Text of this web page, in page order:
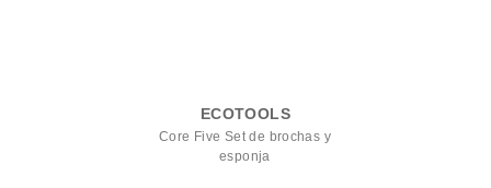
ECOTOOLS
Core Five Set de brochas y
esponja